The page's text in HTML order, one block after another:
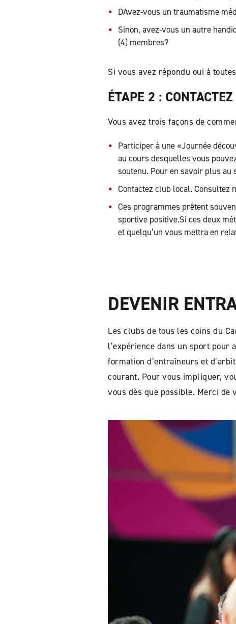
DAvez-vous un traumatisme
Sinon, avez-vous un autre
(4) membres?
Si vous avez répondu oui à
ÉTAPE 2 :
Vous avez trois façons de
Participer à une «Journée
au cours desquelles vous
soutenu. Pour en savoir plus
Contactez club local. Consultez
Ces programmes prêtent
sportive positive.Si ces deux
et quelqu’un vous mettra en
DEVENIR
Les clubs de tous les coins du
l’expérience dans un sport
formation d’entraîneurs et
courant. Pour vous impliquer,
vous dès que possible. Merci